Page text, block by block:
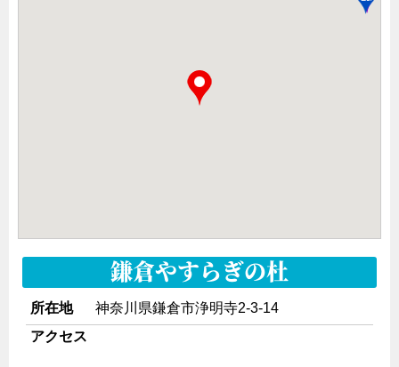
鎌倉やすらぎの杜
所在地
神奈川県鎌倉市浄明寺2-3-14
アクセス